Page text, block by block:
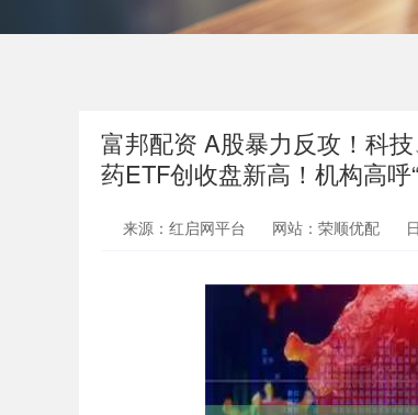
富邦配资 A股暴力反攻！科
药ETF创收盘新高！机构高呼
来源：红启网平台 网站：荣顺优配